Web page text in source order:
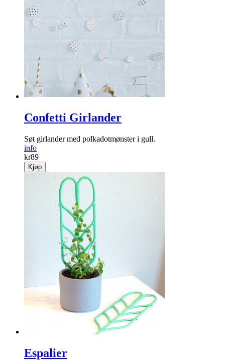
Confetti Girlander
Søt girlander med polkadotmønster i gull.
info
kr89
Kjøp
Espalier